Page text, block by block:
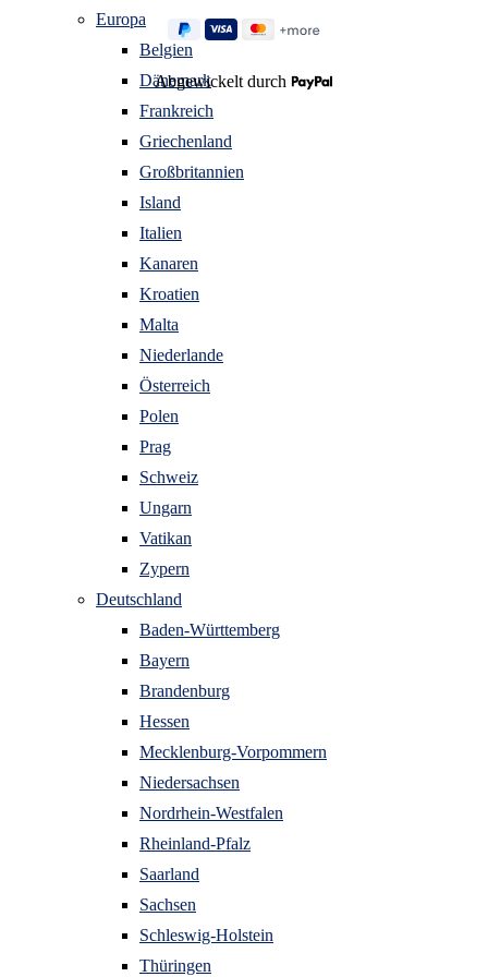
Europa
Belgien
Dänemark
Frankreich
Griechenland
Großbritannien
Island
Italien
Kanaren
Kroatien
Malta
Niederlande
Österreich
Polen
Prag
Schweiz
Ungarn
Vatikan
Zypern
Deutschland
Baden-Württemberg
Bayern
Brandenburg
Hessen
Mecklenburg-Vorpommern
Niedersachsen
Nordrhein-Westfalen
Rheinland-Pfalz
Saarland
Sachsen
Schleswig-Holstein
Thüringen
Abgewickelt durch